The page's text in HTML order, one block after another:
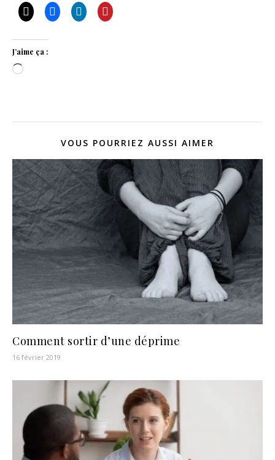
J’aime ça :
Chargement…
VOUS POURRIEZ AUSSI AIMER
Comment sortir d’une déprime
16 février 2019